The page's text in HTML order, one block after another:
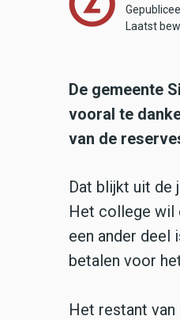
Laatst
De gemeente
vooral te
van de
Dat blijkt uit de
Het college wil
een ander deel
betalen voor
Het restant